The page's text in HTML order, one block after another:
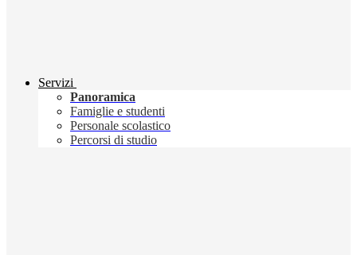
Servizi
Panoramica
Famiglie e studenti
Personale scolastico
Percorsi di studio